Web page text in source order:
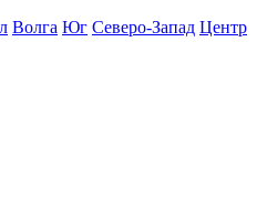
Волга Юг Северо-Запад Центр